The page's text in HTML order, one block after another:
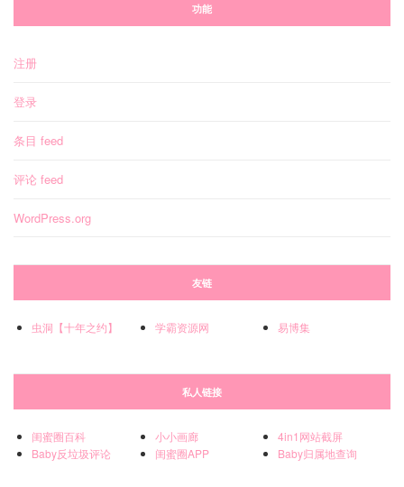
功能
注册
登录
条目 feed
评论 feed
WordPress.org
友链
虫洞【十年之约】 学霸资源网 易博集
私人链接
闺蜜圈百科
Baby反垃圾评论
小小画廊
闺蜜圈APP
4in1网站截屏
Baby归属地查询